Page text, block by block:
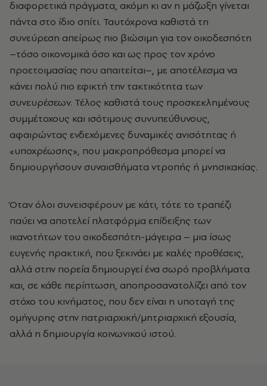
διαφορετικά πράγματα, ακόμη κι αν η μάζωξη γίνεται
πάντα στο ίδιο σπίτι. Ταυτόχρονα καθιστά τη
συνεύρεση απείρως πιο βιώσιμη για τον οικοδεσπότη
–τόσο οικονομικά όσο και ως προς τον χρόνο
προετοιμασίας που απαιτείται–, με αποτέλεσμα να
κάνει πολύ πιο εφικτή την τακτικότητα των
συνευρέσεων. Τέλος καθιστά τους προσκεκλημένους
συμμέτοχους και ισότιμους συνυπεύθυνους,
αφαιρώντας ενδεχόμενες δυναμικές ανισότητας ή
«υποχρέωσης», που μακροπρόθεσμα μπορεί να
δημιουργήσουν συναισθήματα ντροπής ή μνησικακίας.
Όταν όλοι συνεισφέρουν με κάτι, τότε το τραπέζι
παύει να αποτελεί πλατφόρμα επίδειξης των
ικανοτήτων του οικοδεσπότη-μάγειρα – μια ίσως
ευγενής πρακτική, που ξεκινάει με καλές προθέσεις,
αλλά στην πορεία δημιουργεί ένα σωρό προβλήματα
και, σε κάθε περίπτωση, αποπροσανατολίζει από τον
στόχο του κινήματος, που δεν είναι η υποταγή της
ομήγυρης στην πατριαρχική/μητριαρχική εξουσία,
αλλά η δημιουργία κοινωνικού ιστού.